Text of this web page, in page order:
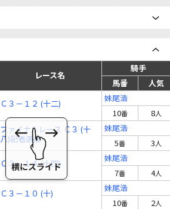
レース名
騎手
馬番
人気
Ｃ３－１２ (十二)
妹尾浩
10番 8人
ファイナルレース Ｃ３ (十
八)記者選抜
妹尾浩
5番 3人
Ｃ３－１４ (十四)
妹尾浩
7番 4人
Ｃ３－１０ (十)
妹尾浩
10番 2人